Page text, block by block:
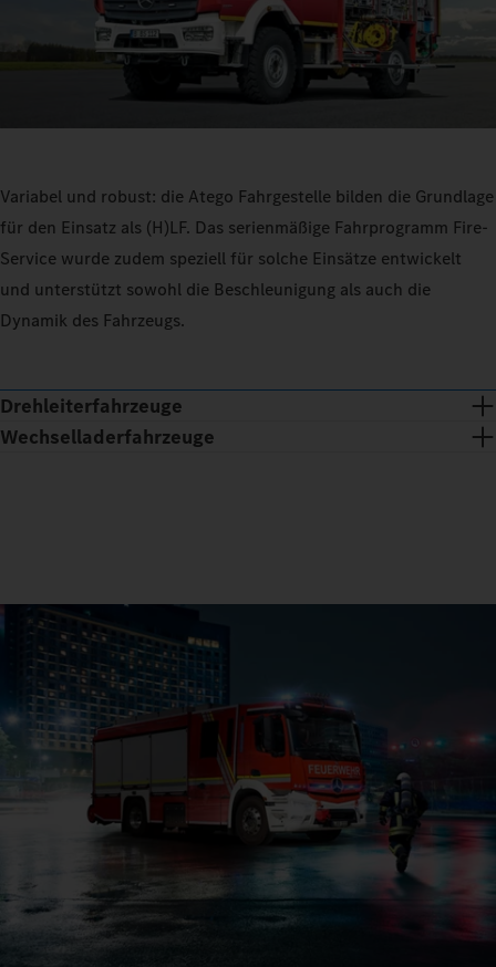
Variabel und robust: die Atego Fahrgestelle bilden die Grundlage
für den Einsatz als (H)LF. Das serienmäßige Fahrprogramm Fire-
Service wurde zudem speziell für solche Einsätze entwickelt
und unterstützt sowohl die Beschleunigung als auch die
Dynamik des Fahrzeugs.
Drehleiterfahrzeuge
Sicher hoch hinaus: Sind Fluchtwege nach unten versperrt,
bringen die leistungsstarken Drehleiter- und
Hubrettungsfahrzeuge die Helfer in schwindelerregende Höhe.
Und um auch in engen Gassen möglichst schnell und sicher zum
Einsatzort zu kommen, sind die Fahrzeuge besonders wendig
und bieten einen übersichtlichen Arbeitsplatz.
Wechselladerfahrzeuge
Flexibel im Einsatz: Wechselladerfahrzeuge auf Basis von Arocs
und Actros sorgen für schnelle und maßgeschneiderte
Unterstützung am Einsatzort. Ob mobile
Kommunikationszentrale, zusätzliche Löschmittel oder
Spezialausrüstung.